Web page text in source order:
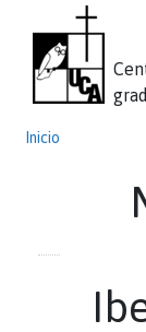
Inicio